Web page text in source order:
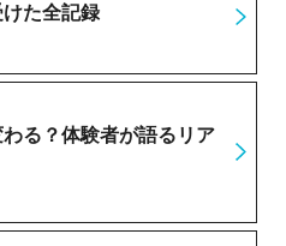
た全記録
る？体験者が語るリア